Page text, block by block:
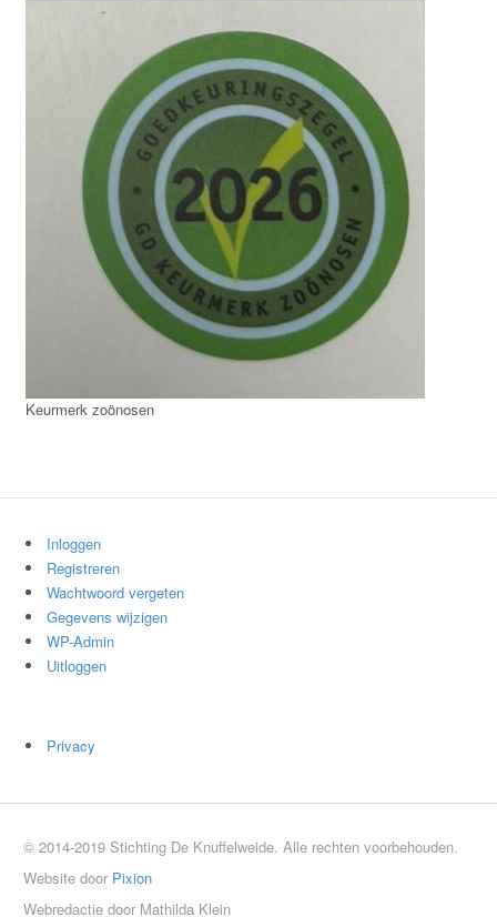
Keurmerk zoönosen
Inloggen
Registreren
Wachtwoord vergeten
Gegevens wijzigen
WP-Admin
Uitloggen
Privacy
© 2014-2019 Stichting De Knuffelweide. Alle rechten voorbehouden.
Website door Pixion
Webredactie door Mathilda Klein